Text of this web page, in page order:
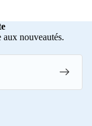
aux nouveautés.